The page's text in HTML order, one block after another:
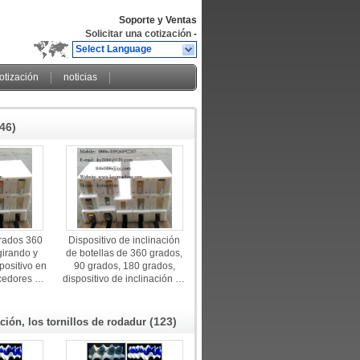
Soporte y Ventas
Solicitar una cotización -
Select Language
noticias
360
y
en
de
Dispositivo de inclinación
de botellas de 360 grados,
90 grados, 180 grados,
dispositivo de inclinación de
contenedores, latas de
aluminio, giros de latas de
aluminio
los tornillos de rodadur (123)